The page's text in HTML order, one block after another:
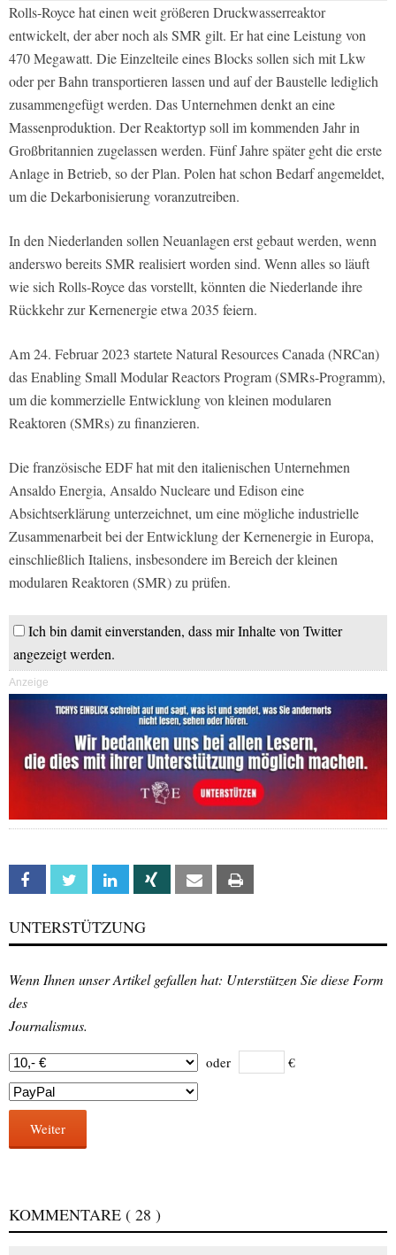
Rolls-Royce hat einen weit größeren Druckwasserreaktor
entwickelt, der aber noch als SMR gilt. Er hat eine Leistung von
470 Megawatt. Die Einzelteile eines Blocks sollen sich mit Lkw
oder per Bahn transportieren lassen und auf der Baustelle lediglich
zusammengefügt werden. Das Unternehmen denkt an eine
Massenproduktion. Der Reaktortyp soll im kommenden Jahr in
Großbritannien zugelassen werden. Fünf Jahre später geht die erste
Anlage in Betrieb, so der Plan. Polen hat schon Bedarf angemeldet,
um die Dekarbonisierung voranzutreiben.
In den Niederlanden sollen Neuanlagen erst gebaut werden, wenn
anderswo bereits SMR realisiert worden sind. Wenn alles so läuft
wie sich Rolls-Royce das vorstellt, könnten die Niederlande ihre
Rückkehr zur Kernenergie etwa 2035 feiern.
Am 24. Februar 2023 startete Natural Resources Canada (NRCan)
das Enabling Small Modular Reactors Program (SMRs-Programm),
um die kommerzielle Entwicklung von kleinen modularen
Reaktoren (SMRs) zu finanzieren.
Die französische EDF hat mit den italienischen Unternehmen
Ansaldo Energia, Ansaldo Nucleare und Edison eine
Absichtserklärung unterzeichnet, um eine mögliche industrielle
Zusammenarbeit bei der Entwicklung der Kernenergie in Europa,
einschließlich Italiens, insbesondere im Bereich der kleinen
modularen Reaktoren (SMR) zu prüfen.
Ich bin damit einverstanden, dass mir Inhalte von Twitter
angezeigt werden.
Anzeige
Facebook Twitter Linkedin Xing Email
UNTERSTÜTZUNG
Wenn Ihnen unser Artikel gefallen hat: Unterstützen Sie diese Form
des
Journalismus.
oder €
Weiter
KOMMENTARE ( 28 )